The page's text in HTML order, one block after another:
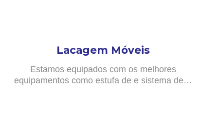
Lacagem Móveis
Estamos equipados com os melhores
equipamentos como estufa de e sistema de…